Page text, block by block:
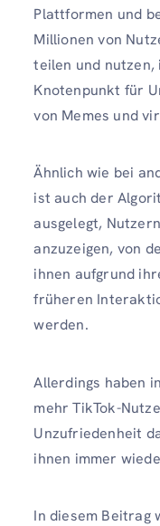
Plattformen und
Millionen von
teilen und nutzen,
Knotenpunkt für
von Memes und
Ähnlich wie bei
ist auch der
ausgelegt,
anzuzeigen, von
ihnen aufgrund
früheren
werden.
Allerdings haben
mehr TikTok-
Unzufriedenheit
ihnen immer
In diesem Beitrag